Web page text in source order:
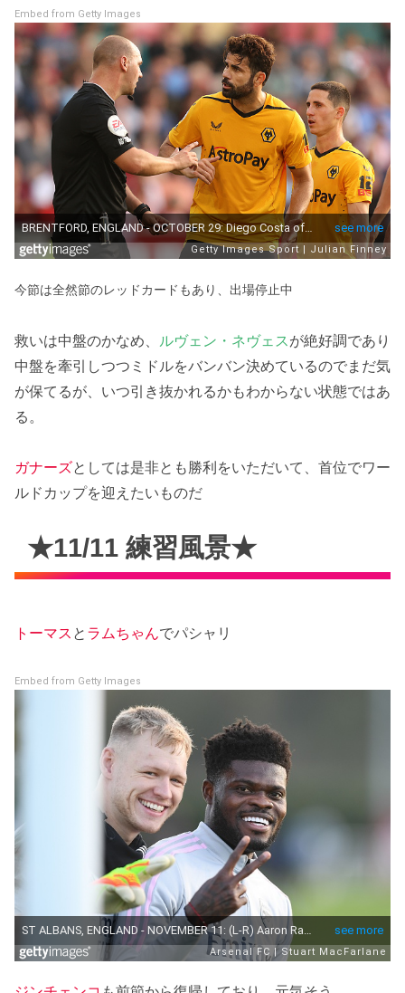
Embed from Getty Images
今節は全然節のレッドカードもあり、出場停止中
救いは中盤のかなめ、 ルヴェン・ネヴェス が絶好調であり
中盤を牽引しつつミドルをバンバン決めているのでまだ気
が保てるが、いつ引き抜かれるかもわからない状態ではあ
る。
ガナーズとしては是非とも勝利をいただいて、首位でワー
ルドカップを迎えたいものだ
★11/11 練習風景★
トーマス と ラムちゃんでパシャリ
Embed from Getty Images